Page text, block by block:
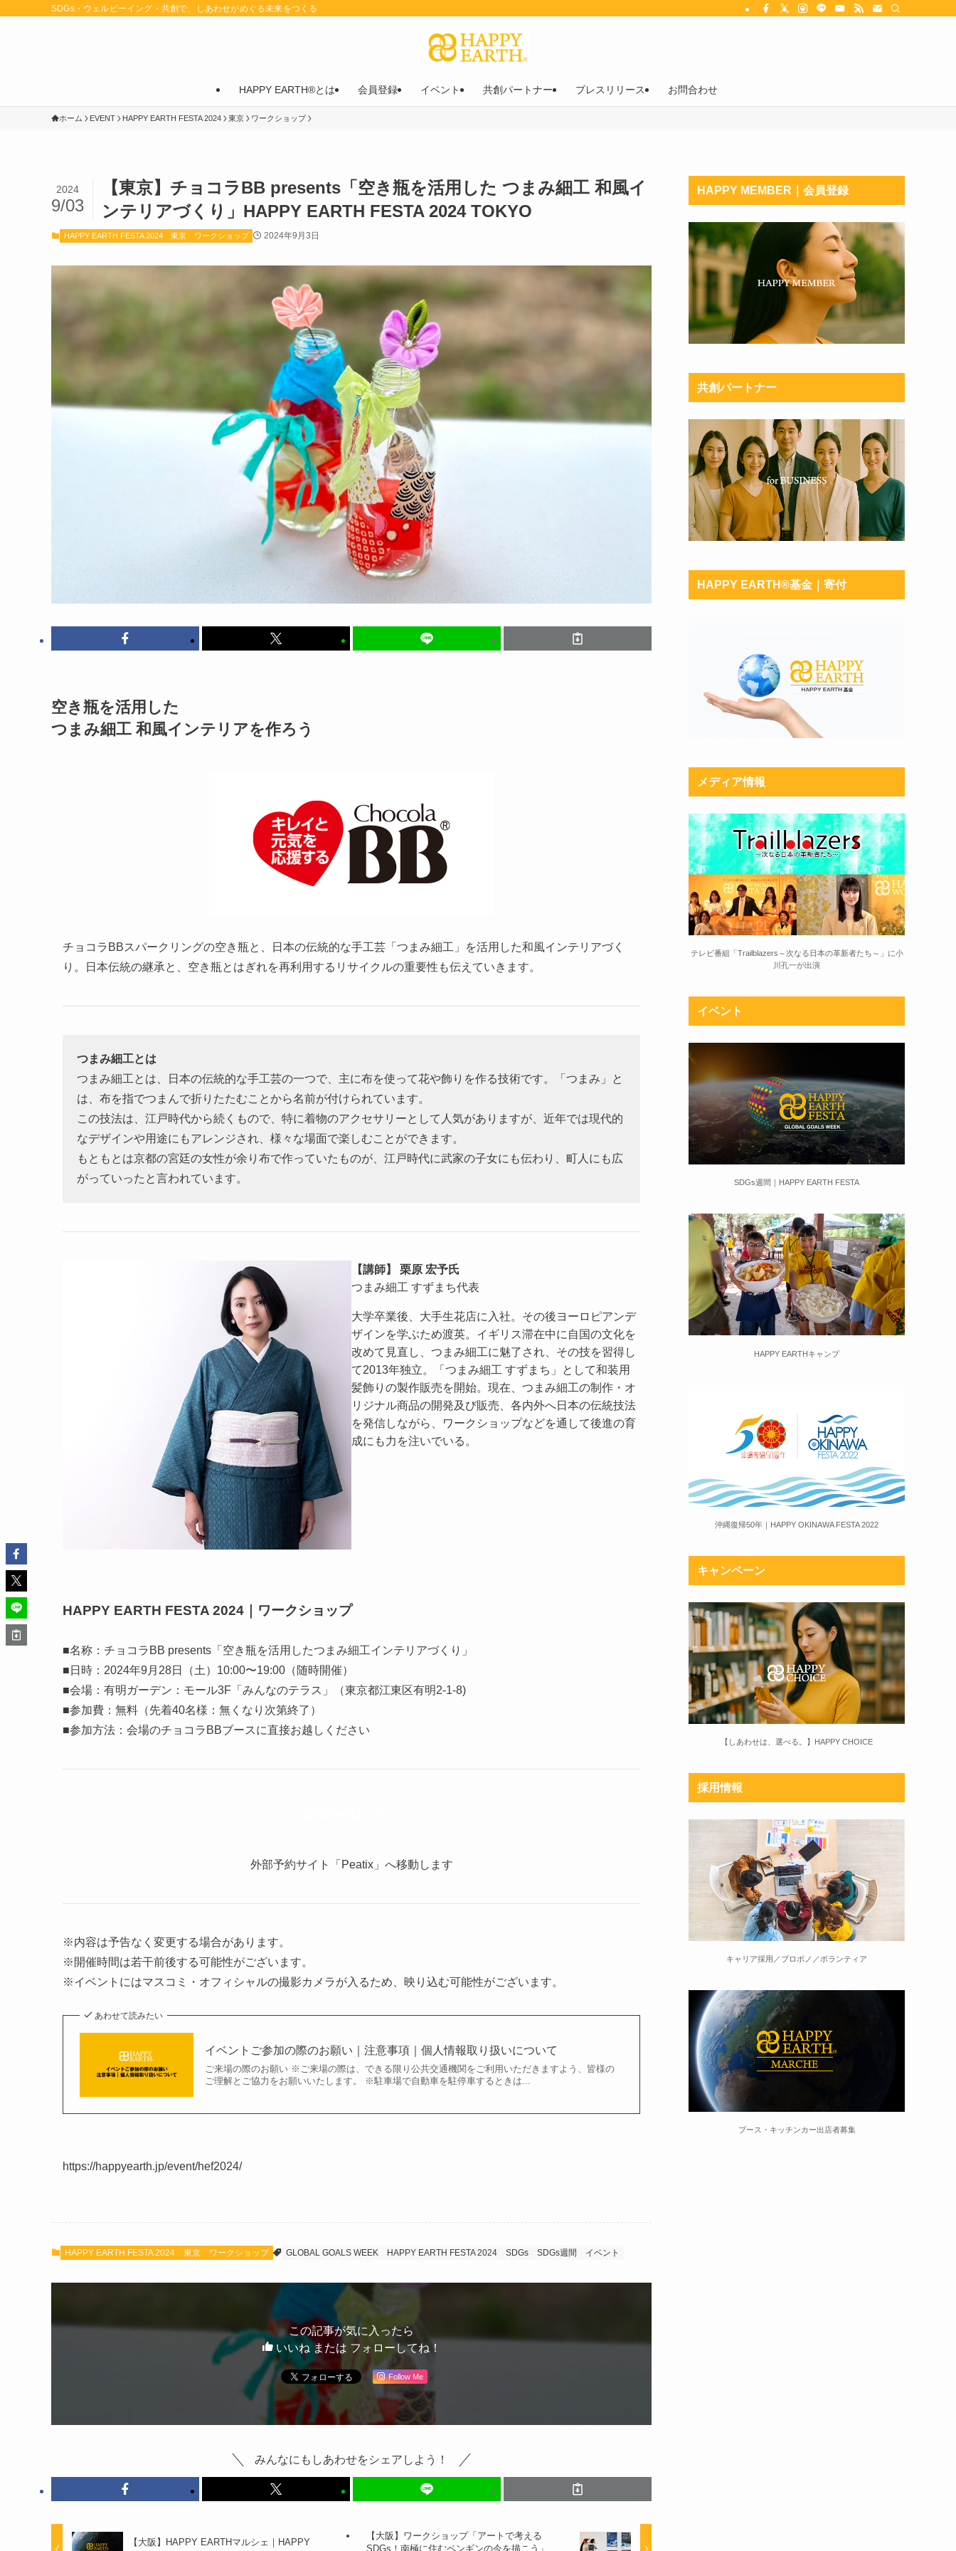
SDGs・ウェルビーイング・共創で、しあわせがめぐる未来をつくる
HAPPY EARTH®︎とは 会員登録 イベント 共創パートナー プレスリリース お問合わせ
ホーム EVENT HAPPY EARTH FESTA 2024 東京 ワークショップ
【東京】チョコラBB presents「空き瓶を活用した つまみ細工 和風イ
ンテリアづくり」HAPPY EARTH FESTA 2024 TOKYO
2024
9/03
HAPPY EARTH FESTA 2024 東京 ワークショップ 2024年9月3日
空き瓶を活用した
つまみ細工 和風インテリアを作ろう
チョコラBBスパークリングの空き瓶と、日本の伝統的な手工芸「つまみ細工」を活用した和風インテリアづく
り。日本伝統の継承と、空き瓶とはぎれを再利用するリサイクルの重要性も伝えていきます。
つまみ細工とは
つまみ細工とは、日本の伝統的な手工芸の一つで、主に布を使って花や飾りを作る技術です。「つまみ」と
は、布を指でつまんで折りたたむことから名前が付けられています。
この技法は、江戸時代から続くもので、特に着物のアクセサリーとして人気がありますが、近年では現代的
なデザインや用途にもアレンジされ、様々な場面で楽しむことができます。
もともとは京都の宮廷の女性が余り布で作っていたものが、江戸時代に武家の子女にも伝わり、町人にも広
がっていったと言われています。
【講師】 栗原 宏予氏
つまみ細工 すずまち代表
大学卒業後、大手生花店に入社。その後ヨーロピアンデ
ザインを学ぶため渡英。イギリス滞在中に自国の文化を
改めて見直し、つまみ細工に魅了され、その技を習得し
て2013年独立。​「つまみ細工 すずまち」として和装用
髪飾りの製作販売を開始。現在、つまみ細工の制作・オ
リジナル商品の開発及び販売、各内外へ日本の伝統技法
を発信しながら、ワークショップなどを通して後進の育
成にも力を注いでいる。
HAPPY EARTH FESTA 2024｜ワークショップ
■名称：チョコラBB presents「空き瓶を活用したつまみ細工インテリアづくり」
■日時：2024年9月28日（土）10:00〜19:00（随時開催）
■会場：有明ガーデン：モール3F「みんなのテラス」（東京都江東区有明2-1-8)
■参加費：無料（先着40名様：無くなり次第終了）
■参加方法：会場のチョコラBBブースに直接お越しください
外部予約サイト「Peatix」へ移動します
※内容は予告なく変更する場合があります。
※開催時間は若干前後する可能性がございます。
※イベントにはマスコミ・オフィシャルの撮影カメラが入るため、映り込む可能性がございます。
あわせて読みたい
イベントご参加の際のお願い｜注意事項｜個人情報取り扱いについて
ご来場の際のお願い ※ご来場の際は、できる限り公共交通機関をご利用いただきますよう、皆様の
ご理解とご協力をお願いいたします。 ※駐車場で自動車を駐停車するときは...
https://happyearth.jp/event/hef2024/
HAPPY EARTH FESTA 2024 東京 ワークショップ GLOBAL GOALS WEEK HAPPY EARTH FESTA 2024 SDGs SDGs週間 イベント
この記事が気に入ったら
いいね または フォローしてね！
Follow Me
みんなにもしあわせをシェアしよう！
【大阪】HAPPY EARTHマルシェ｜HAPPY
【大阪】ワークショップ「アートで考える
SDGs！南極に住むペンギンの今を描こう」
HAPPY MEMBER｜会員登録
共創パートナー
HAPPY EARTH®︎基金｜寄付
メディア情報
テレビ番組「Trailblazers～次なる日本の革新者たち～」に小
川孔一が出演
イベント
SDGs週間｜HAPPY EARTH FESTA
HAPPY EARTHキャンプ
沖縄復帰50年｜HAPPY OKINAWA FESTA 2022
キャンペーン
【しあわせは、選べる。】HAPPY CHOICE
採用情報
キャリア採用／プロボノ／ボランティア
ブース・キッチンカー出店者募集